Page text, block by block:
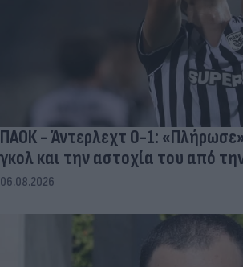
ΠΑΟΚ - Άντερλεχτ 0-1:
γκολ και την αστοχία του από
06.08.2026